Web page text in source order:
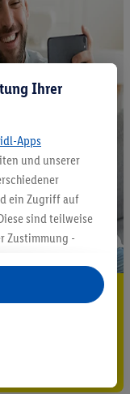
Ihrer
Apps
und unserer
ein Zugriff auf
sind teilweise
Zustimmung -
IAB TCF
werden